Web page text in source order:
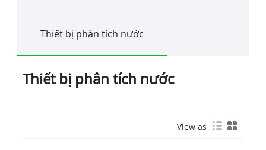
Thiết bị phân tích nước
Thiết bị phân tích nước
View as